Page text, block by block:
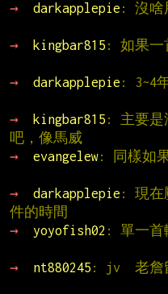
→
darkapplepie : 沒啥
→
kingbar815 : 如果一
→
darkapplepie : 3~4
→
kingbar815 : 主要是
吧，像馬威
→
evangelew: 同樣如
→
darkapplepie : 現在
件的時間
→
yoyofish02 : 單一首
→
nt880245 : jv  老詹